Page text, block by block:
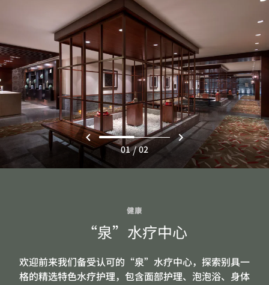
健康
“泉”水疗中心
欢迎前来我们备受认可的“泉”水疗中心，探索别具一
格的精选特色水疗护理，包含面部护理、泡泡浴、身体
01 / 02